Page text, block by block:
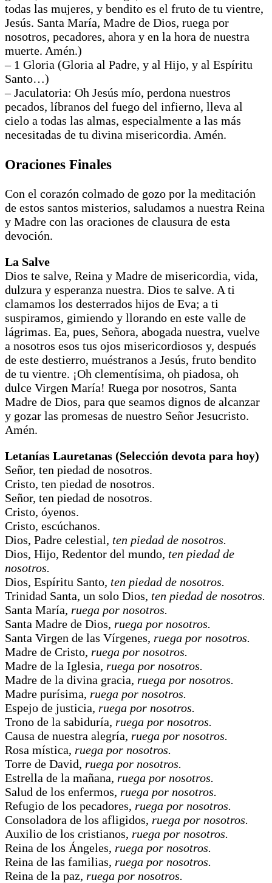
todas las mujeres, y bendito es el fruto de tu vientre,
Jesús. Santa María, Madre de Dios, ruega por
nosotros, pecadores, ahora y en la hora de nuestra
muerte. Amén.)
– 1 Gloria (Gloria al Padre, y al Hijo, y al Espíritu
Santo…)
– Jaculatoria: Oh Jesús mío, perdona nuestros
pecados, líbranos del fuego del infierno, lleva al
cielo a todas las almas, especialmente a las más
necesitadas de tu divina misericordia. Amén.
Oraciones Finales
Con el corazón colmado de gozo por la meditación
de estos santos misterios, saludamos a nuestra Reina
y Madre con las oraciones de clausura de esta
devoción.
La Salve
Dios te salve, Reina y Madre de misericordia, vida,
dulzura y esperanza nuestra. Dios te salve. A ti
clamamos los desterrados hijos de Eva; a ti
suspiramos, gimiendo y llorando en este valle de
lágrimas. Ea, pues, Señora, abogada nuestra, vuelve
a nosotros esos tus ojos misericordiosos y, después
de este destierro, muéstranos a Jesús, fruto bendito
de tu vientre. ¡Oh clementísima, oh piadosa, oh
dulce Virgen María! Ruega por nosotros, Santa
Madre de Dios, para que seamos dignos de alcanzar
y gozar las promesas de nuestro Señor Jesucristo.
Amén.
Letanías Lauretanas (Selección devota para hoy)
Señor, ten piedad de nosotros.
Cristo, ten piedad de nosotros.
Señor, ten piedad de nosotros.
Cristo, óyenos.
Cristo, escúchanos.
Dios, Padre celestial, ten piedad de nosotros.
Dios, Hijo, Redentor del mundo, ten piedad de
nosotros.
Dios, Espíritu Santo, ten piedad de nosotros.
Trinidad Santa, un solo Dios, ten piedad de nosotros.
Santa María, ruega por nosotros.
Santa Madre de Dios, ruega por nosotros.
Santa Virgen de las Vírgenes, ruega por nosotros.
Madre de Cristo, ruega por nosotros.
Madre de la Iglesia, ruega por nosotros.
Madre de la divina gracia, ruega por nosotros.
Madre purísima, ruega por nosotros.
Espejo de justicia, ruega por nosotros.
Trono de la sabiduría, ruega por nosotros.
Causa de nuestra alegría, ruega por nosotros.
Rosa mística, ruega por nosotros.
Torre de David, ruega por nosotros.
Estrella de la mañana, ruega por nosotros.
Salud de los enfermos, ruega por nosotros.
Refugio de los pecadores, ruega por nosotros.
Consoladora de los afligidos, ruega por nosotros.
Auxilio de los cristianos, ruega por nosotros.
Reina de los Ángeles, ruega por nosotros.
Reina de las familias, ruega por nosotros.
Reina de la paz, ruega por nosotros.